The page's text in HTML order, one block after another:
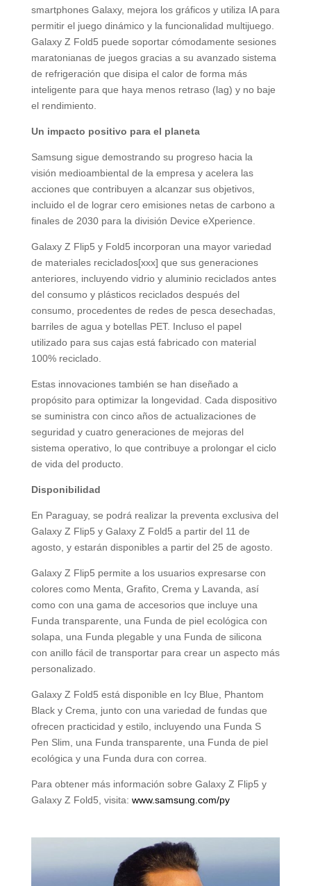
smartphones Galaxy, mejora los gráficos y utiliza IA para
permitir el juego dinámico y la funcionalidad multijuego.
Galaxy Z Fold5 puede soportar cómodamente sesiones
maratonianas de juegos gracias a su avanzado sistema
de refrigeración que disipa el calor de forma más
inteligente para que haya menos retraso (lag) y no baje
el rendimiento.
Un impacto positivo para el planeta
Samsung sigue demostrando su progreso hacia la
visión medioambiental de la empresa y acelera las
acciones que contribuyen a alcanzar sus objetivos,
incluido el de lograr cero emisiones netas de carbono a
finales de 2030 para la división Device eXperience.
Galaxy Z Flip5 y Fold5 incorporan una mayor variedad
de materiales reciclados[xxx] que sus generaciones
anteriores, incluyendo vidrio y aluminio reciclados antes
del consumo y plásticos reciclados después del
consumo, procedentes de redes de pesca desechadas,
barriles de agua y botellas PET. Incluso el papel
utilizado para sus cajas está fabricado con material
100% reciclado.
Estas innovaciones también se han diseñado a
propósito para optimizar la longevidad. Cada dispositivo
se suministra con cinco años de actualizaciones de
seguridad y cuatro generaciones de mejoras del
sistema operativo, lo que contribuye a prolongar el ciclo
de vida del producto.
Disponibilidad
En Paraguay, se podrá realizar la preventa exclusiva del
Galaxy Z Flip5 y Galaxy Z Fold5 a partir del 11 de
agosto, y estarán disponibles a partir del 25 de agosto.
Galaxy Z Flip5 permite a los usuarios expresarse con
colores como Menta, Grafito, Crema y Lavanda, así
como con una gama de accesorios que incluye una
Funda transparente, una Funda de piel ecológica con
solapa, una Funda plegable y una Funda de silicona
con anillo fácil de transportar para crear un aspecto más
personalizado.
Galaxy Z Fold5 está disponible en Icy Blue, Phantom
Black y Crema, junto con una variedad de fundas que
ofrecen practicidad y estilo, incluyendo una Funda S
Pen Slim, una Funda transparente, una Funda de piel
ecológica y una Funda dura con correa.
Para obtener más información sobre Galaxy Z Flip5 y
Galaxy Z Fold5, visita: www.samsung.com/py